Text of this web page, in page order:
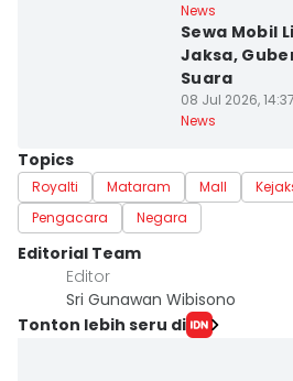
News
Sewa Mobil
Jaksa,
Suara
08 Jul 2026,
News
Topics
Royalti Mataram Mall
Pengacara
Negara
Editorial Team
Editor
Sri Gunawan Wibisono
Tonton lebih seru di